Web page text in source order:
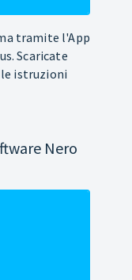
tramite l'App
Scaricate
istruzioni
Nero